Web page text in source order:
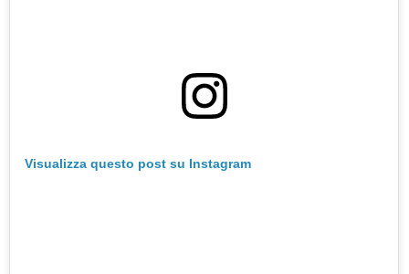
Visualizza questo post su Instagram